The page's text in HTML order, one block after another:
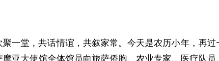
一堂，共话情谊，共叙家常。今天是农历小年，再
亚大使馆全体馆员向旅萨侨胞、农业专家、医疗队